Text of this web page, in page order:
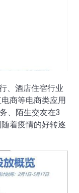
、酒店住宿行业
商等电商类应用
、陌生交友在3
着疫情的好转逐